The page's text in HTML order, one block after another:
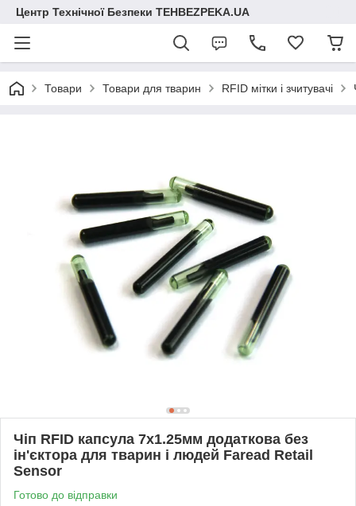
Центр Технічної Безпеки TEHBEZPEKA.UA
Товари Товари для тварин RFID мітки і зчитувачі
Чіп RFID капсула 7x1.25мм додаткова без
ін'єктора для тварин і людей Faread Retail
Sensor
Готово до відправки